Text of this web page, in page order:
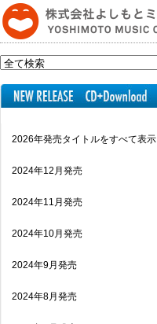
2026年発売タイトルをすべて表示
2024年12月発売
2024年11月発売
2024年10月発売
2024年9月発売
2024年8月発売